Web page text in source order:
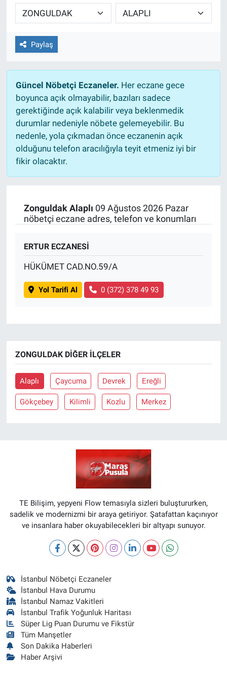
Paylaş
Güncel Nöbetçi Eczaneler. Her eczane gece
boyunca açık olmayabilir, bazıları sadece
gerektiğinde açık kalabilir veya beklenmedik
durumlar nedeniyle nöbete gelemeyebilir. Bu
nedenle, yola çıkmadan önce eczanenin açık
olduğunu telefon aracılığıyla teyit etmeniz iyi bir
fikir olacaktır.
Zonguldak Alaplı 09 Ağustos 2026 Pazar
nöbetçi eczane adres, telefon ve konumları
ERTUR ECZANESİ
HÜKÜMET CAD.NO.59/A
Yol Tarifi Al 0 (372) 378 49 93
ZONGULDAK DIĞER İLÇELER
Alaplı Çaycuma Devrek Ereğli
Gökçebey Kilimli Kozlu Merkez
TE Bilişim, yepyeni Flow temasıyla sizleri buluştururken,
sadelik ve modernizmi bir araya getiriyor. Şatafattan kaçınıyor
ve insanlara haber okuyabilecekleri bir altyapı sunuyor.
İstanbul Nöbetçi Eczaneler
İstanbul Hava Durumu
İstanbul Namaz Vakitleri
İstanbul Trafik Yoğunluk Haritası
Süper Lig Puan Durumu ve Fikstür
Tüm Manşetler
Son Dakika Haberleri
Haber Arşivi
TEKNOLOJİ
Dünya
İlçeler
MAGAZİN
Bilim, Teknoloji
ASAYİŞ
EĞİTİM
BİLİM VE TEKNOLOJİ